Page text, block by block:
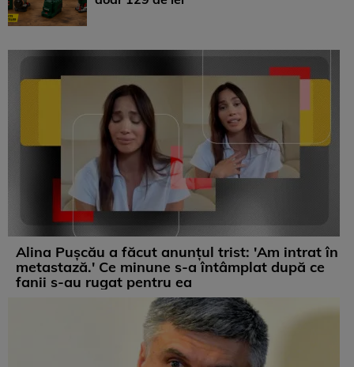
Alina Pușcău a făcut anunțul trist: 'Am intrat în
metastază.' Ce minune s-a întâmplat după ce
fanii s-au rugat pentru ea